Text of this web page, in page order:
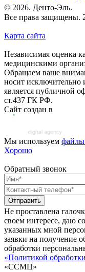
© 2026. Денто-Эль.
Все права защищены.
Карта сайта
Независимая оценка
медицинскими
Обращаем ваше
носит
является публичной
ст.437 ГК РФ.
Сайт создан в
Мы используем файлы
Хорошо
Обратный звонок
Отправить
Не проставлена
своем интересе, даю
указанных мной
заявки на получение
обработки
«Политикой
«ССМЦ»